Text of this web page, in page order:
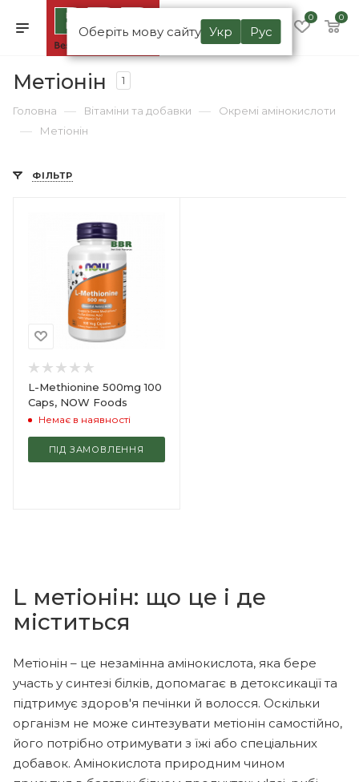
Оберіть мову сайту Укр Рус
0 0
Метіонін 1
Головна — Вітаміни та добавки — Окремі амінокислоти
— Метіонін
ФІЛЬТР
L-Methionine 500mg 100
Caps, NOW Foods
Немає в наявності
ПІД ЗАМОВЛЕННЯ
L метіонін: що це і де
міститься
Метіонін – це незамінна амінокислота, яка бере
участь у синтезі білків, допомагає в детоксикації та
підтримує здоров'я печінки й волосся. Оскільки
організм не може синтезувати метіонін самостійно,
його потрібно отримувати з їжі або спеціальних
добавок. Амінокислота природним чином